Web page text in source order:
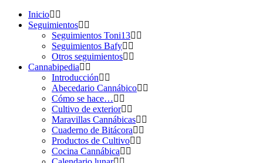
Inicio
Seguimientos
Seguimientos Toni13
Seguimientos Bafy
Otros seguimientos
Cannabipedia
Introducción
Abecedario Cannábico
Cómo se hace…
Cultivo de exterior
Maravillas Cannábicas
Cuaderno de Bitácora
Productos de Cultivo
Cocina Cannábica